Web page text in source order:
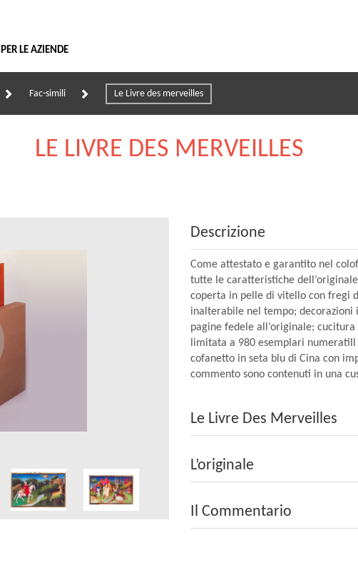
PER LE AZIENDE
Fac-simili Le Livre des merveilles
LE LIVRE DES MERVEILLES
Descrizione
Come attestato e garantito nel
tutte le caratteristiche
coperta in pelle di vitello con fregi
inalterabile nel tempo; decorazioni
pagine fedele all’originale;
limitata a 980 esemplari
cofanetto in seta blu di Cina con
commento sono contenuti in una
Le Livre Des Merveilles
L’originale
Il Commentario